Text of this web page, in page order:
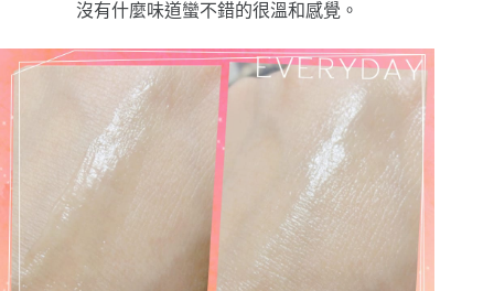
沒有什麼味道蠻不錯的很溫和感覺。